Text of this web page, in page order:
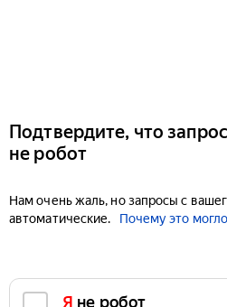
Подтвердите, что
не робот
Нам очень жаль, но запросы с
автоматические.
Почему это
Я не робот